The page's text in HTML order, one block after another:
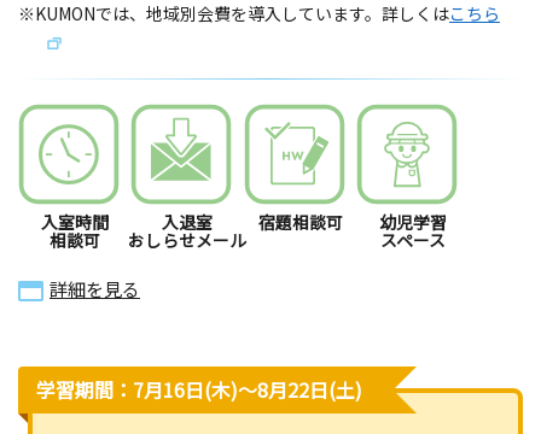
※KUMONでは、地域別会費を導入しています。詳しくはこちら
入室時間
相談可
入退室
おしらせメール
宿題相談可 幼児学習
スペース
詳細を見る
学習期間：7月16日(木)〜8月22日(土)